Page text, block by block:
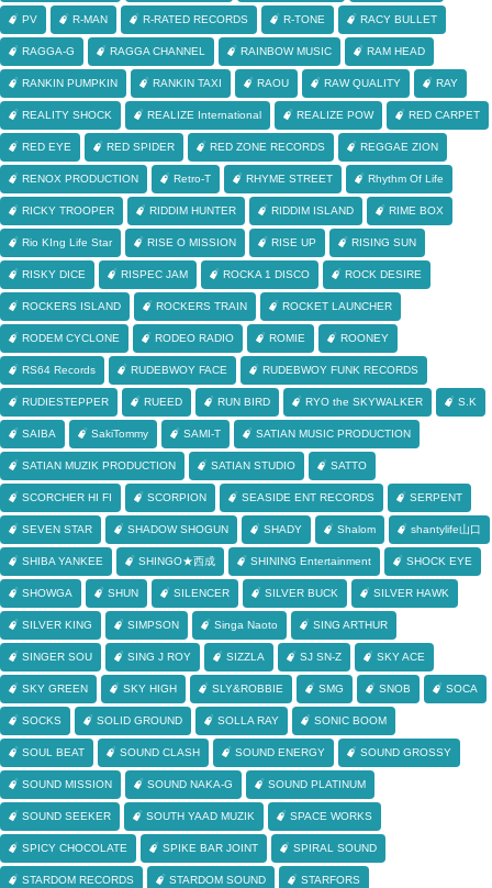
PV R-MAN R-RATED RECORDS R-TONE RACY BULLET
RAGGA-G RAGGA CHANNEL RAINBOW MUSIC RAM HEAD
RANKIN PUMPKIN RANKIN TAXI RAOU RAW QUALITY RAY
REALITY SHOCK REALIZE International REALIZE POW RED CARPET
RED EYE RED SPIDER RED ZONE RECORDS REGGAE ZION
RENOX PRODUCTION Retro-T RHYME STREET Rhythm Of Life
RICKY TROOPER RIDDIM HUNTER RIDDIM ISLAND RIME BOX
Rio KIng Life Star RISE O MISSION RISE UP RISING SUN
RISKY DICE RISPEC JAM ROCKA 1 DISCO ROCK DESIRE
ROCKERS ISLAND ROCKERS TRAIN ROCKET LAUNCHER
RODEM CYCLONE RODEO RADIO ROMIE ROONEY
RS64 Records RUDEBWOY FACE RUDEBWOY FUNK RECORDS
RUDIESTEPPER RUEED RUN BIRD RYO the SKYWALKER S.K
SAIBA SakiTommy SAMI-T SATIAN MUSIC PRODUCTION
SATIAN MUZIK PRODUCTION SATIAN STUDIO SATTO
SCORCHER HI FI SCORPION SEASIDE ENT RECORDS SERPENT
SEVEN STAR SHADOW SHOGUN SHADY Shalom shantylife山口
SHIBA YANKEE SHINGO★西成 SHINING Entertainment SHOCK EYE
SHOWGA SHUN SILENCER SILVER BUCK SILVER HAWK
SILVER KING SIMPSON Singa Naoto SING ARTHUR
SINGER SOU SING J ROY SIZZLA SJ SN-Z SKY ACE
SKY GREEN SKY HIGH SLY&ROBBIE SMG SNOB SOCA
SOCKS SOLID GROUND SOLLA RAY SONIC BOOM
SOUL BEAT SOUND CLASH SOUND ENERGY SOUND GROSSY
SOUND MISSION SOUND NAKA-G SOUND PLATINUM
SOUND SEEKER SOUTH YAAD MUZIK SPACE WORKS
SPICY CHOCOLATE SPIKE BAR JOINT SPIRAL SOUND
STARDOM RECORDS STARDOM SOUND STARFORS